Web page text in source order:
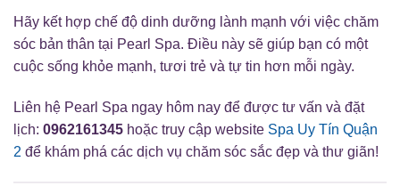
Hãy kết hợp chế độ dinh dưỡng lành mạnh với việc chăm
sóc bản thân tại Pearl Spa. Điều này sẽ giúp bạn có một
cuộc sống khỏe mạnh, tươi trẻ và tự tin hơn mỗi ngày.
Liên hệ Pearl Spa ngay hôm nay để được tư vấn và đặt
lịch: 0962161345 hoặc truy cập website Spa Uy Tín Quận
2 để khám phá các dịch vụ chăm sóc sắc đẹp và thư giãn!